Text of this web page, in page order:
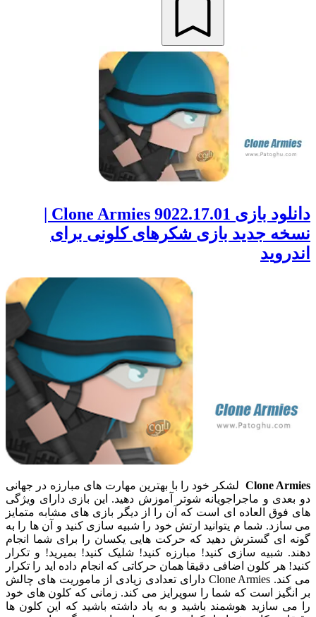
دانلود بازی Clone Armies 9022.17.01 |
نسخه جدید بازی شکرهای کلونی برای
اندروید
Clone Armies لشکر خود را با بهترین مهارت های مبارزه در جهانی
دو بعدی و ماجراجویانه شوتر آموزش دهید. این بازی دارای ویژگی
های فوق العاده ای است که آن را از دیگر بازی های مشابه متمایز
می سازد. شما م یتوانید ارتش خود را شبیه سازی کنید و آن ها را به
گونه ای گسترش دهید که حرکت هایی یکسان را برای شما انجام
دهند. شبیه سازی کنید! مبارزه کنید! شلیک کنید! بمیرید! و تکرار
کنید! هر کلون اضافی دقیقا همان حرکاتی که انجام داده اید را تکرار
می کند. Clone Armies دارای تعدادی زیادی از ماموریت های چالش
بر انگیز است که شما را سوپرایز می کند. زمانی که کلون های خود
را می سازید هوشمند باشید و به یاد داشته باشید که این کلون ها